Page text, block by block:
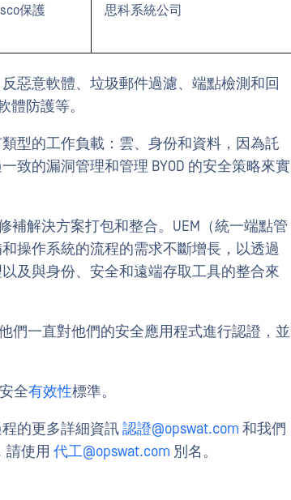
保護
思科系統公司
惡意軟體、垃圾郵件過濾、端點檢測和回
體防護等。
型的工作負載：雲、身份和資料，因為託
致的漏洞管理和管理 BYOD 的安全策略來實
補解決方案打包和整合。UEM（統一端點管
操作系統的流程的需求不斷增長，以透過
及與身份、安全和遠端存取工具的整合來
們一直對他們的安全應用程式進行認證，並
全有效性標準。
的更多詳細資訊認證@opswat.com 和我們
請使用 代工@opswat.com 別名。